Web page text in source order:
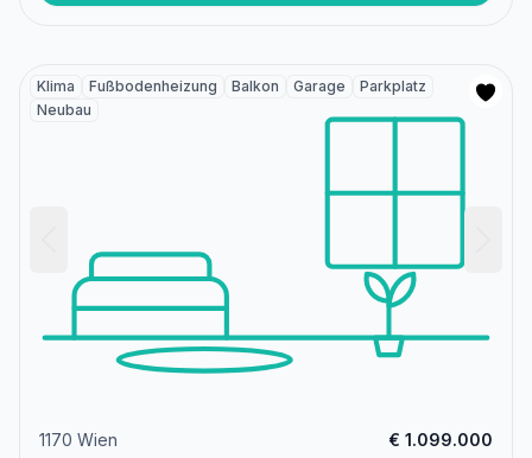
Klima Fußbodenheizung Balkon Garage
Parkplatz
Neubau
1170 Wien € 1.099.000